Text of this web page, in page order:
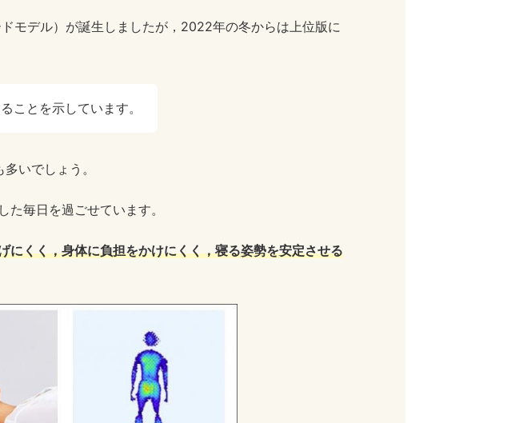
モデル）が誕生しましたが，2022年の冬からは上位版に
ことを示しています。
いでしょう。
毎日を過ごせています。
にくく，身体に負担をかけにくく，寝る姿勢を安定させる